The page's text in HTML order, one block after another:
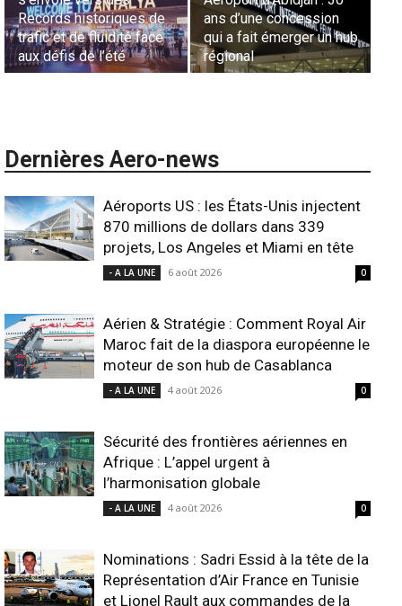
aériennes en Afrique :
L’appel urgent à
l’harmonisation globale
Lionel Rault aux
commandes de la région
ANSCO
Dernières Aero-news
Aéroports US : les États-Unis injectent
870 millions de dollars dans 339
projets, Los Angeles et Miami en tête
- A LA UNE 6 août 2026 0
Aérien & Stratégie : Comment Royal Air
Maroc fait de la diaspora européenne le
moteur de son hub de Casablanca
- A LA UNE 4 août 2026 0
Sécurité des frontières aériennes en
Afrique : L’appel urgent à
l’harmonisation globale
- A LA UNE 4 août 2026 0
Nominations : Sadri Essid à la tête de la
Représentation d’Air France en Tunisie
et Lionel Rault aux commandes de la